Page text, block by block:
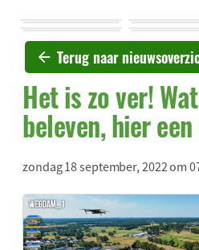
Terug naar
Het is zo ver!
beleven, hier
zondag 18 september, 2022 om